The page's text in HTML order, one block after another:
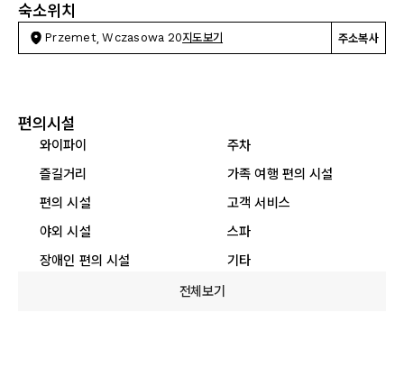
숙소위치
Przemet, Wczasowa 20지도보기 주소복사
편의시설
와이파이
주차
즐길거리
가족 여행 편의 시설
편의 시설
고객 서비스
야외 시설
스파
장애인 편의 시설
기타
전체보기